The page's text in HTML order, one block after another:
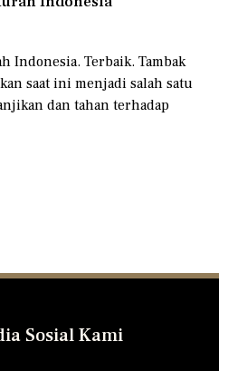
Indonesia. Terbaik. Tambak
saat ini menjadi salah satu
dan tahan terhadap
Sosial Kami